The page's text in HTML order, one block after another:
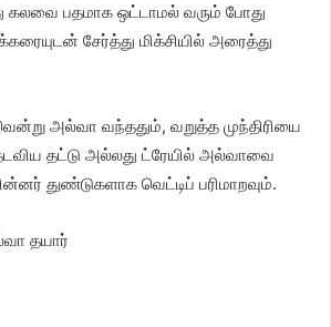
கலவை பதமாக ஒட்டாமல் வரும் போது
சே‌ர்‌த்து ‌மி‌க்‌சி‌யி‌ல் அரை‌த்து
அ‌‌ல்வா வ‌ந்தது‌ம், ‌வறுத்த முந்திரியை
தடவிய த‌ட்டு அ‌ல்லது ‌‌‌ட்ரே‌யி‌ல் அ‌ல்வாவை
துண்டுகளாக வெட்டிப் பரிமாறவும்.
தயா‌ர்